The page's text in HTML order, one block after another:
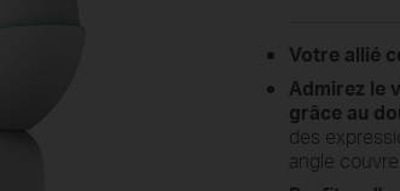
Votre allié
Admirez le
grâce au
des
angle